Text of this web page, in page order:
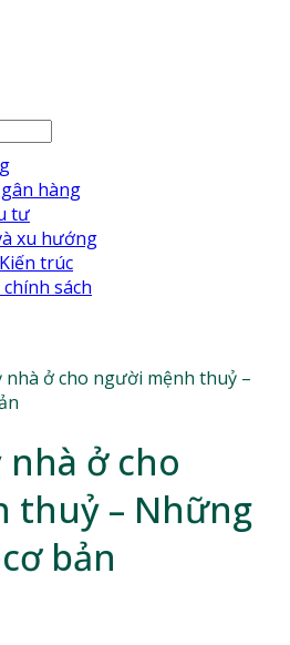
hàng
tư
xu hướng
trúc
sách
nhà ở cho người mệnh thuỷ –
ở cho
thuỷ – Những
bản